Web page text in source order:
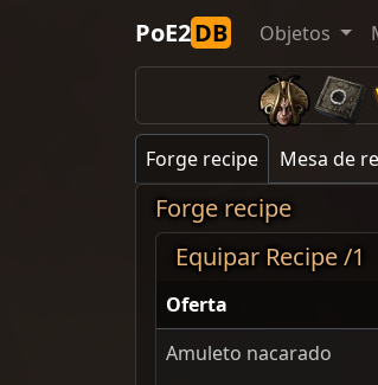
PoE2DB Objetos
Forge recipe Mesa de
Forge recipe
Equipar Recipe /1
Oferta
Amuleto nacarado